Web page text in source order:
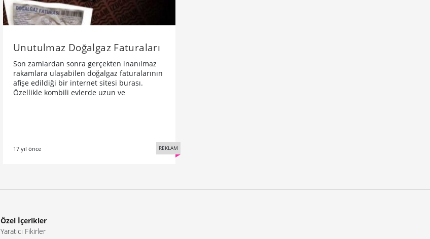
Unutulmaz Doğalgaz Faturaları
Son zamlardan sonra gerçekten inanılmaz
rakamlara ulaşabilen doğalgaz faturalarının
afişe edildiği bir internet sitesi burası.
Özellikle kombili evlerde uzun ve
17 yıl önce REKLAM
Özel İçerikler
Yaratıcı Fikirler